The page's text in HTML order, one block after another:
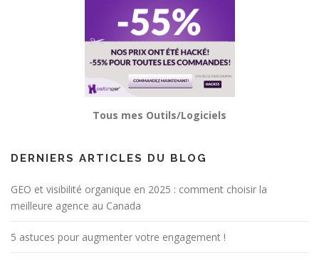
Tous mes Outils/Logiciels
DERNIERS ARTICLES DU BLOG
GEO et visibilité organique en 2025 : comment choisir la
meilleure agence au Canada
5 astuces pour augmenter votre engagement !